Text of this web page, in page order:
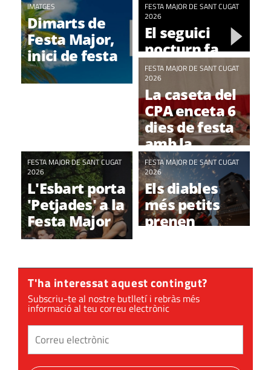
IMATGES
Dimarts de
Festa Major,
inici de festa
FESTA MAJOR DE SANT CUGAT
2026
El seguici
nocturn fa
esclatar la nit
santcugatenca
FESTA MAJOR DE SANT CUGAT
2026
La caseta del
CPA enceta 6
dies de festa
amb la
cultura
andalusa com
a
protagonista
FESTA MAJOR DE SANT CUGAT
2026
L'Esbart porta
'Petjades' a la
Festa Major
FESTA MAJOR DE SANT CUGAT
2026
Els diables
més petits
prenen
T'ha interessat aquest contingut?
Subscriu-te al nostre butlletí i rebràs més
informació al teu correu electrònic